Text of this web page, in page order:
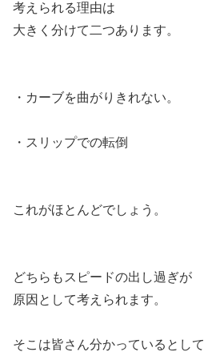
考えられる理由は
大きく分けて二つあります。
・カーブを曲がりきれない。
・スリップでの転倒
これがほとんどでしょう。
どちらもスピードの出し過ぎが
原因として考えられます。
そこは皆さん分かっているとして